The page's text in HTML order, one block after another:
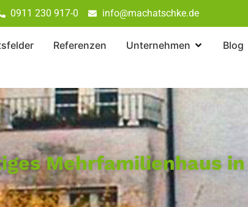
0911 230 917-0 info@machatschke.de
Referenzen Unternehmen Blog
Mehrfamilienhaus